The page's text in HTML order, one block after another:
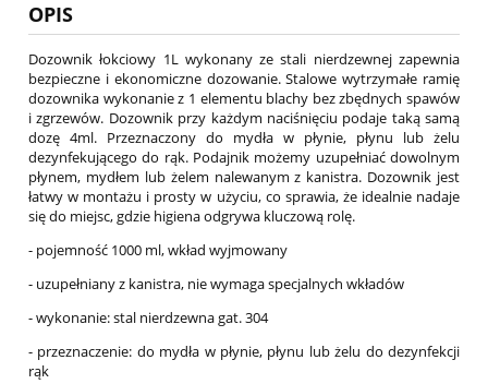
OPIS
Dozownik łokciowy 1L wykonany ze stali nierdzewnej zapewnia
bezpieczne i ekonomiczne dozowanie. Stalowe wytrzymałe ramię
dozownika wykonanie z 1 elementu blachy bez zbędnych spawów
i zgrzewów. Dozownik przy każdym naciśnięciu podaje taką samą
dozę 4ml. Przeznaczony do mydła w płynie, płynu lub żelu
dezynfekującego do rąk. Podajnik możemy uzupełniać dowolnym
płynem, mydłem lub żelem nalewanym z kanistra. Dozownik jest
łatwy w montażu i prosty w użyciu, co sprawia, że idealnie nadaje
się do miejsc, gdzie higiena odgrywa kluczową rolę.
- pojemność 1000 ml, wkład wyjmowany
- uzupełniany z kanistra, nie wymaga specjalnych wkładów
- wykonanie: stal nierdzewna gat. 304
- przeznaczenie: do mydła w płynie, płynu lub żelu do dezynfekcji
rąk